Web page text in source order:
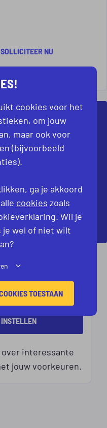
SOLLICITEER NU
VACATURE
je zoekt. Dan kijken
GETOOND
10 11 VOLGENDE
interessante
jouw voorkeuren.
cookies voor het
om jouw
maar ook voor
(bijvoorbeeld
ga je akkoord
cookies zoals
Wil je
je wel of niet wilt
TOESTAAN